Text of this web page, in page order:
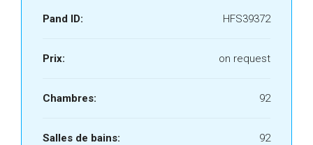
Pand ID: HFS39372
Prix: on request
Chambres: 92
Salles de bains: 92